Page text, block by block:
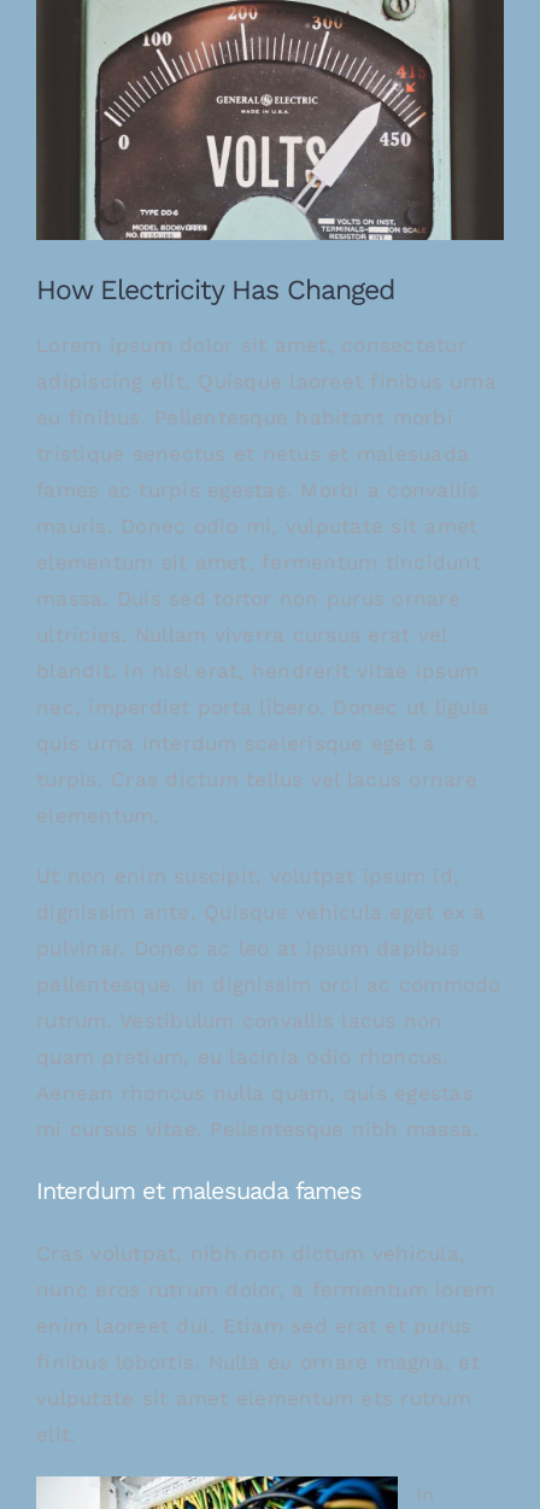
afbeelding
How Electricity Has Changed
Lorem ipsum dolor sit amet, consectetur
adipiscing elit. Quisque laoreet finibus urna
eu finibus. Pellentesque habitant morbi
tristique senectus et netus et malesuada
fames ac turpis egestas. Morbi a convallis
mauris. Donec odio mi, vulputate sit amet
elementum sit amet, fermentum tincidunt
massa. Duis sed tortor non purus ornare
ultricies. Nullam viverra cursus erat vel
blandit. In nisl erat, hendrerit vitae ipsum
nec, imperdiet porta libero. Donec ut ligula
quis urna interdum scelerisque eget a
turpis. Cras dictum tellus vel lacus ornare
elementum.
Ut non enim suscipit, volutpat ipsum id,
dignissim ante. Quisque vehicula eget ex a
pulvinar. Donec ac leo at ipsum dapibus
pellentesque. In dignissim orci ac commodo
rutrum. Vestibulum convallis lacus non
quam pretium, eu lacinia odio rhoncus.
Aenean rhoncus nulla quam, quis egestas
mi cursus vitae. Pellentesque nibh massa.
Interdum et malesuada fames
Cras volutpat, nibh non dictum vehicula,
nunc eros rutrum dolor, a fermentum lorem
enim laoreet dui. Etiam sed erat et purus
finibus lobortis. Nulla eu ornare magna, et
vulputate sit amet elementum ets rutrum
elit.
In